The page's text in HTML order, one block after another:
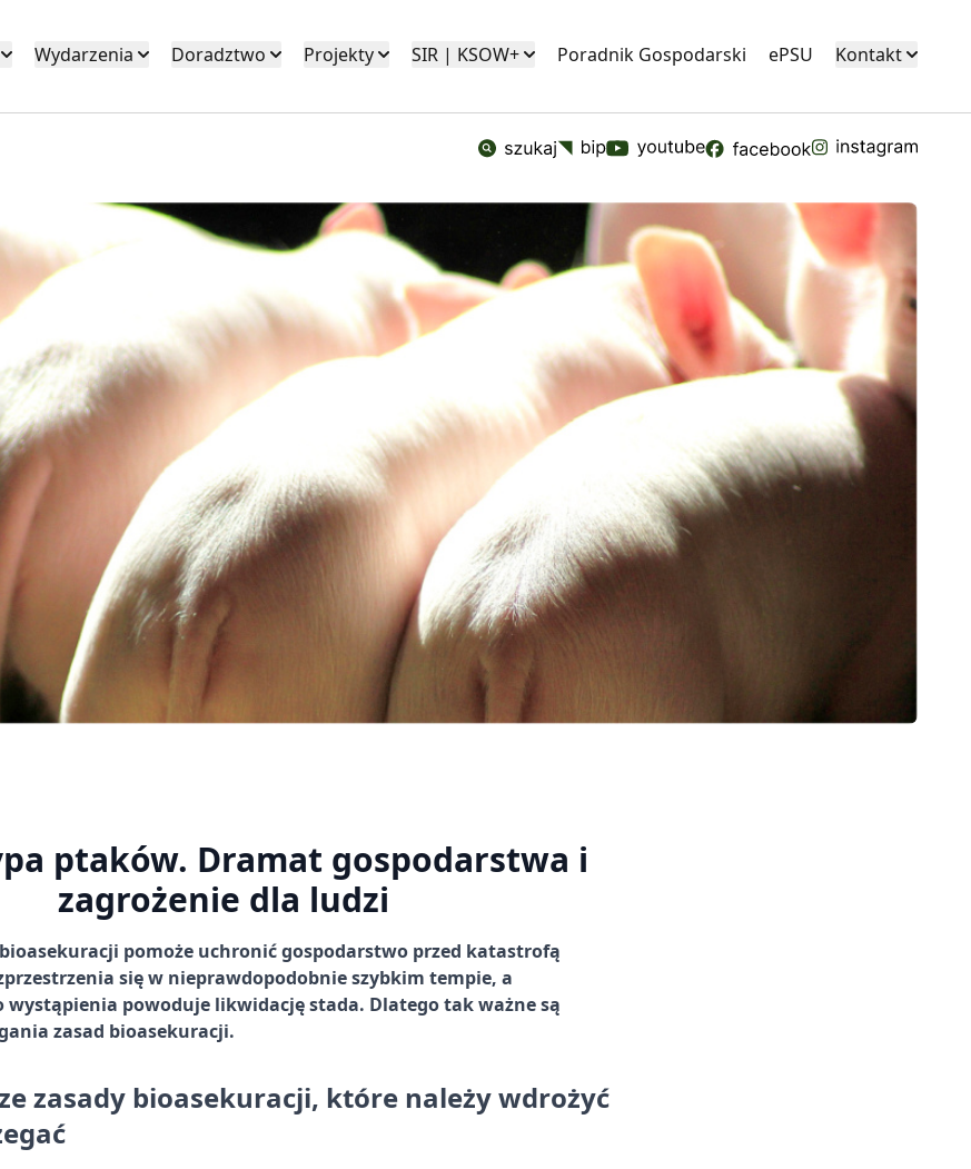
Wydarzenia Doradztwo Projekty SIR | KSOW+ Poradnik Gospodarski ePSU Kontakt
ptaków. Dramat gospodarstwa i
zagrożenie dla ludzi
pomoże uchronić gospodarstwo przed katastrofą
się w nieprawdopodobnie szybkim tempie, a
wystąpienia powoduje likwidację stada. Dlatego tak ważne są
zasad bioasekuracji.
zasady bioasekuracji, które należy wdrożyć